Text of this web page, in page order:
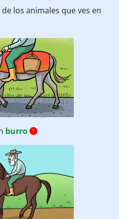
los animales que ves en
burro 1